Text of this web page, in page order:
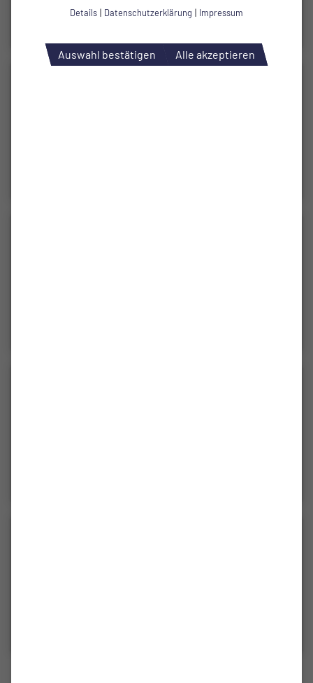
Details | Datenschutzerklärung | Impressum
Auswahl bestätigen Alle akzeptieren